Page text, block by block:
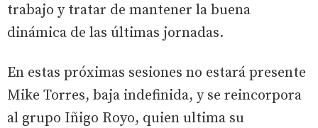
trabajo y tratar de mantener la buena
dinámica de las últimas jornadas.
En estas próximas sesiones no estará presente
Mike Torres, baja indefinida, y se reincorpora
al grupo Iñigo Royo, quien ultima su